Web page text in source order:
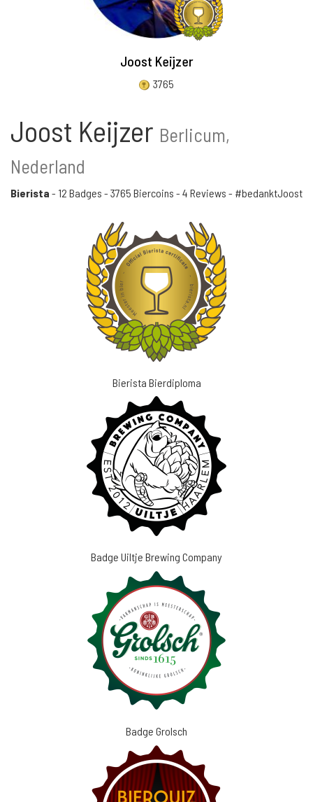
Joost Keijzer
3765
Joost Keijzer Berlicum,
Nederland
Bierista - 12 Badges - 3765 Biercoins - 4 Reviews - #bedanktJoost
Bierista Bierdiploma
Badge Uiltje Brewing Company
Badge Grolsch